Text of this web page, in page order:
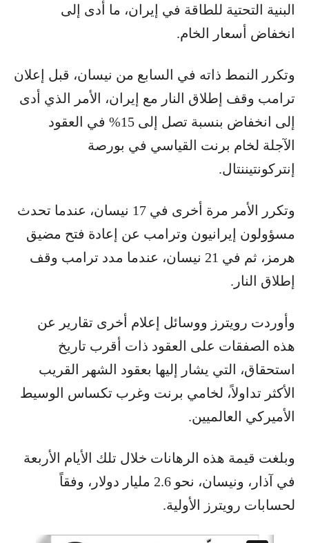
البنية ⁠التحتية للطاقة في إيران، ما أدى إلى
انخفاض أسعار الخام.
وتكرر النمط ذاته في السابع من نيسان، قبل إعلان
ترامب وقف إطلاق النار مع إيران، الأمر الذي أدى
إلى انخفاض بنسبة تصل إلى 15% ​في العقود
الآجلة لخام برنت القياسي في بورصة
إنتركونتيننتال.
وتكرر الأمر مرة أخرى في 17 نيسان، عندما تحدث
مسؤولون إيرانيون وترامب عن إعادة فتح مضيق
هرمز، ثم في 21 نيسان، عندما مدد ترامب ​وقف
إطلاق النار.
وأوردت رويترز ووسائل إعلام أخرى تقارير عن
هذه الصفقات على العقود ذات أقرب تاريخ
استحقاق، التي يشار إليها بعقود الشهر القريب
الأكثر تداولاً، لخامي برنت وغرب تكساس الوسيط
الأميركي العالميين.
وبلغت قيمة هذه الرهانات خلال تلك الأيام الأربعة
في آذار، ونيسان، نحو 2.6 مليار دولار، وفقاً
لحسابات رويترز الأولية.